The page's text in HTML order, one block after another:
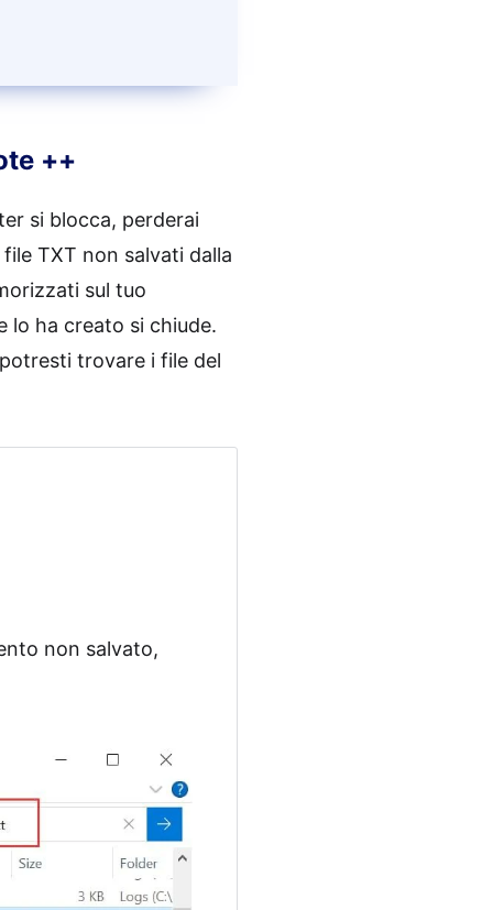
++
si blocca, perderai
TXT non salvati dalla
sul tuo
lo ha creato si chiude.
trovare i file del
non salvato,